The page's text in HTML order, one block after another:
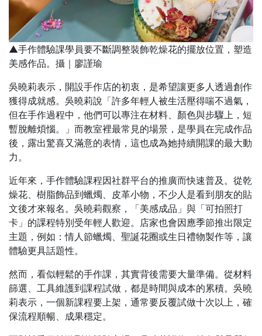
▲手作體驗課學員要不斷調整裝飾乾燥花的擺放位置，塑造
美感作品。攝｜廖謹瑜
吳曉莉表示，開設手作店的初衷，是希望讓更多人透過創作
獲得成就感。吳曉莉說「許多年輕人被生活壓得喘不過氣，
但在手作過程中，他們可以專注在材料、顏色與步驟上，短
暫脫離煩惱。」而教室裡最常見的場景，是學員在完成作品
後，露出驚喜又滿意的表情，這也成為她持續開課的最大動
力。
近年來，手作體驗課程因社群平台的推廣而快速普及。從乾
燥花、樹脂飾品到蠟燭、皮革小物，不少人是看到朋友的貼
文後才來報名。吳曉莉觀察，「美感成品」與「可拍照打
卡」的課程特別受年輕人歡迎。店家也會因應季節推出限定
主題，例如：情人節蠟燭、聖誕花圈或生日禮物製作等，讓
體驗更具話題性。
然而，看似輕鬆的手作課，其實背後需要大量準備。從材料
篩選、工具維護到課程試做，都是時間與成本的累積。吳曉
莉表示，一個新課程要上架，通常要反覆試做十次以上，確
保流程順暢、成果穩定。